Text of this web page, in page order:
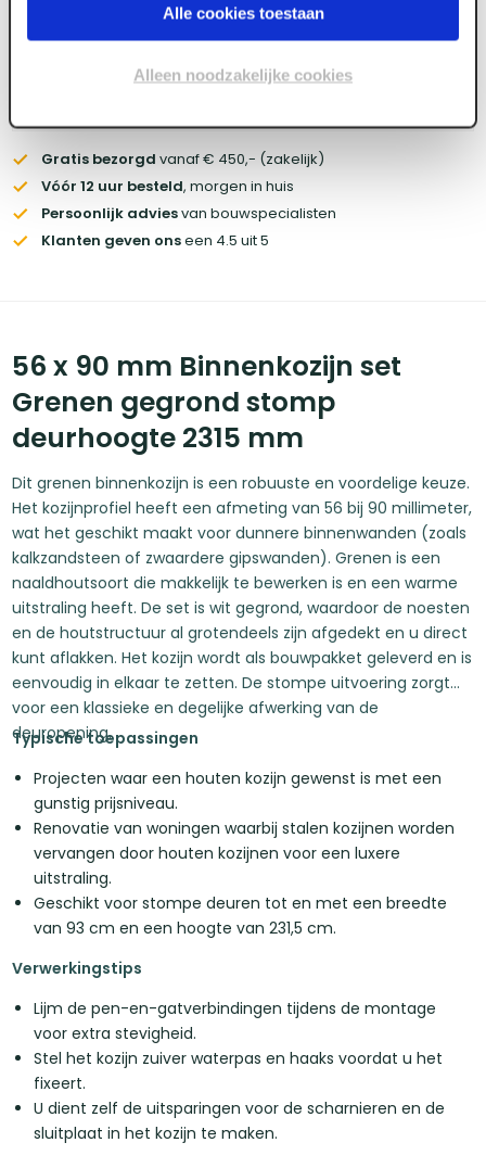
Alle cookies toestaan
Alleen noodzakelijke cookies
Wil je de scherpste prijs? Meld je aan voor een
account
Gratis bezorgd vanaf € 450,- (zakelijk)
Vóór 12 uur besteld, morgen in huis
Persoonlijk adviesvan bouwspecialisten
Klanten geven onseen 4.5 uit 5
56 x 90 mm Binnenkozijn set
Grenen gegrond stomp
deurhoogte 2315 mm
Dit grenen binnenkozijn is een robuuste en voordelige keuze.
Het kozijnprofiel heeft een afmeting van 56 bij 90 millimeter,
wat het geschikt maakt voor dunnere binnenwanden (zoals
kalkzandsteen of zwaardere gipswanden). Grenen is een
naaldhoutsoort die makkelijk te bewerken is en een warme
uitstraling heeft. De set is wit gegrond, waardoor de noesten
en de houtstructuur al grotendeels zijn afgedekt en u direct
kunt aflakken. Het kozijn wordt als bouwpakket geleverd en is
eenvoudig in elkaar te zetten. De stompe uitvoering zorgt
voor een klassieke en degelijke afwerking van de
deuropening.
Typische toepassingen
Projecten waar een houten kozijn gewenst is met een
gunstig prijsniveau.
Renovatie van woningen waarbij stalen kozijnen worden
vervangen door houten kozijnen voor een luxere
uitstraling.
Geschikt voor stompe deuren tot en met een breedte
van 93 cm en een hoogte van 231,5 cm.
Verwerkingstips
Lijm de pen-en-gatverbindingen tijdens de montage
voor extra stevigheid.
Stel het kozijn zuiver waterpas en haaks voordat u het
fixeert.
U dient zelf de uitsparingen voor de scharnieren en de
sluitplaat in het kozijn te maken.